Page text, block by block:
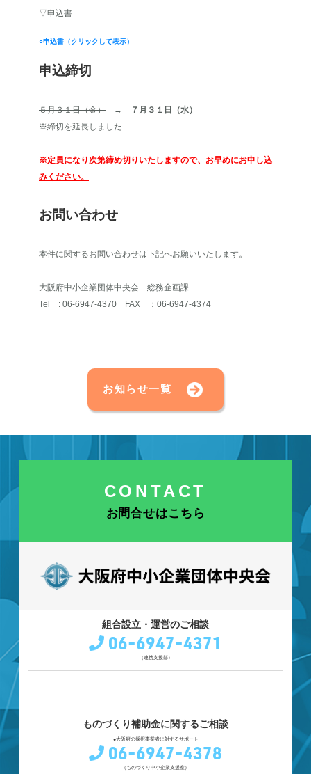
▽申込書
○申込書（クリックして表示）
申込締切
５月３１日（金） →
７月３１日（水）
※締切を延長しました
※定員になり次第締め切りいたしますので、お早めにお申し込
みください。
お問い合わせ
本件に関するお問い合わせは下記へお願いいたします。
大阪府中小企業団体中央会 総務企画課
Tel : 06-6947-4370 FAX ：06-6947-4374
お知らせ一覧
CONTACT
お問合せはこちら
組合設立・運営のご相談
06-6947-4371
（連携支援部）
ものづくり補助金に関するご相談
●大阪府の採択事業者に対するサポート
06-6947-4378
（ものづくり中小企業支援室）